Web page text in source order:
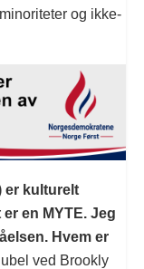
og ikke-
er kulturelt
en MYTE. Jeg
Hvem er
ved Brookly